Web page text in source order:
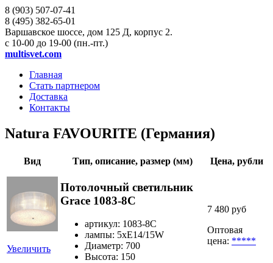
8 (903) 507-07-41
8 (495) 382-65-01
Варшавское шоссе, дом 125 Д, корпус 2.
с 10-00 до 19-00 (пн.-пт.)
multisvet.com
Главная
Стать партнером
Доставка
Контакты
Natura FAVOURITE (Германия)
Вид Тип, описание, размер (мм) Цена, рубли
Увеличить
Потолочный светильник
Grace 1083-8C
артикул: 1083-8C
лампы: 5хE14/15W
Диаметр: 700
Высота: 150
7 480 руб
Оптовая
цена: *****